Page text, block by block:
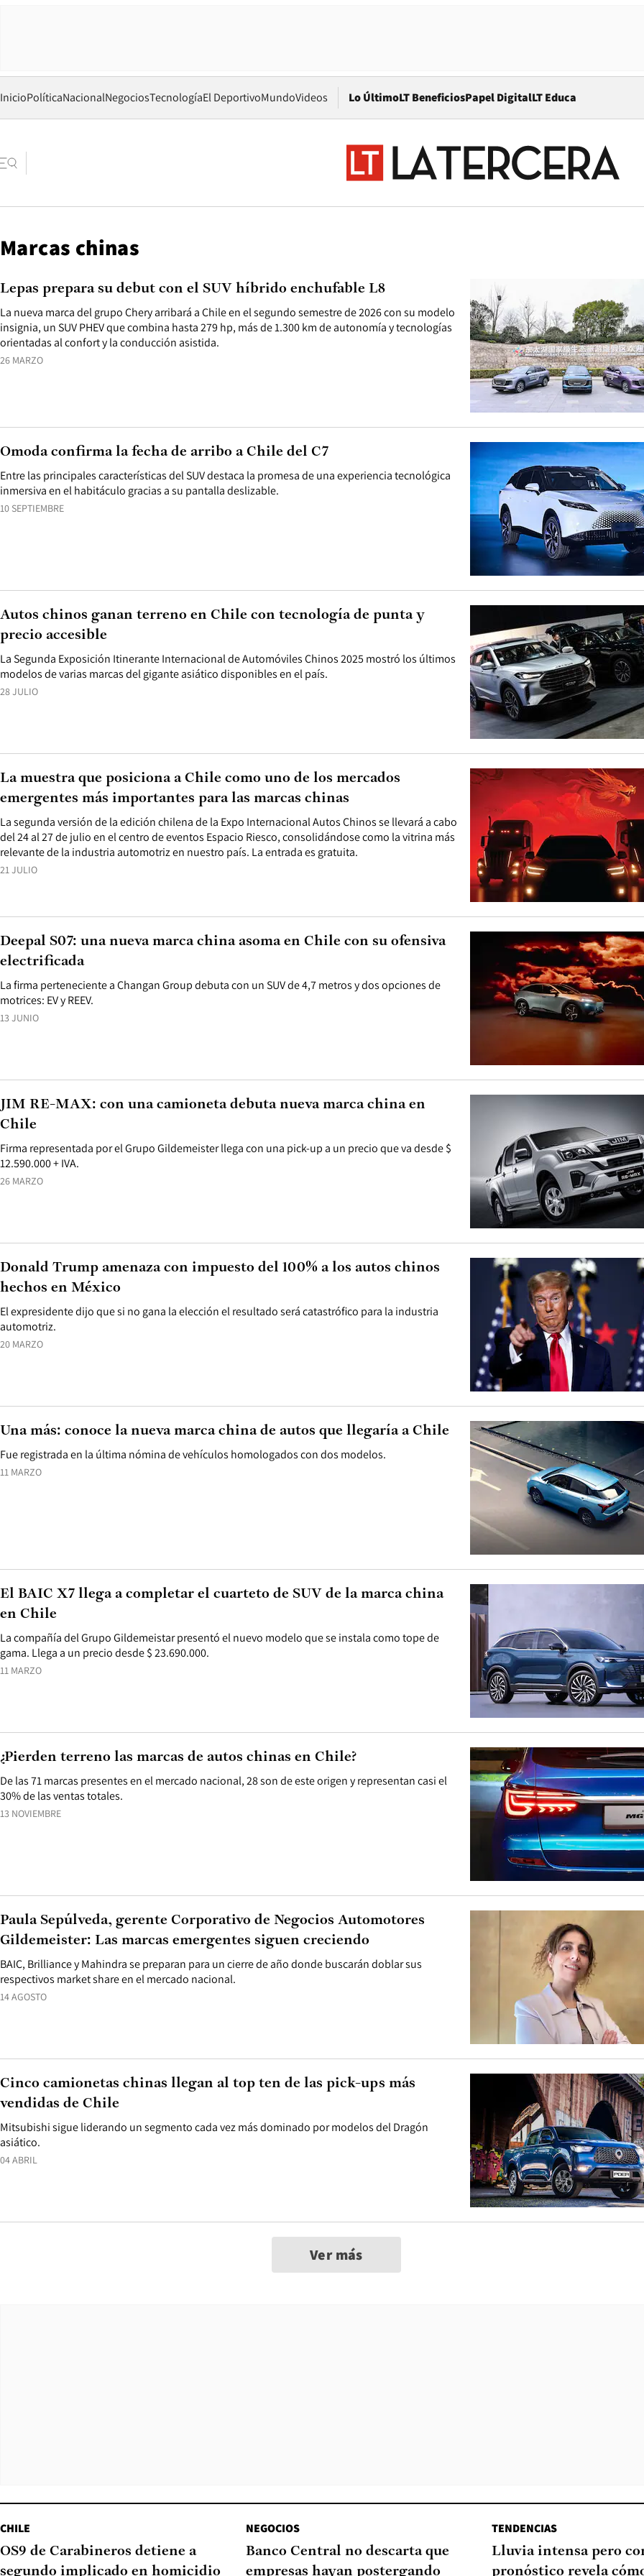
InicioPolíticaNacionalNegociosTecnologíaEl DeportivoMundoVideos Lo ÚltimoLT BeneficiosPapel DigitalOpens in new window
LT Educa
Marcas chinas
26 MARZO
La nueva marca del grupo Chery arribará a Chile en el segundo semestre de 2026 con su modelo
insignia, un SUV PHEV que combina hasta 279 hp, más de 1.300 km de autonomía y tecnologías
orientadas al confort y la conducción asistida.
Lepas prepara su debut con el SUV híbrido enchufable L8
10 SEPTIEMBRE
Entre las principales características del SUV destaca la promesa de una experiencia tecnológica
inmersiva en el habitáculo gracias a su pantalla deslizable.
Omoda confirma la fecha de arribo a Chile del C7
28 JULIO
La Segunda Exposición Itinerante Internacional de Automóviles Chinos 2025 mostró los últimos
modelos de varias marcas del gigante asiático disponibles en el país.
Autos chinos ganan terreno en Chile con tecnología de punta y
precio accesible
21 JULIO
La segunda versión de la edición chilena de la Expo Internacional Autos Chinos se llevará a cabo
del 24 al 27 de julio en el centro de eventos Espacio Riesco, consolidándose como la vitrina más
relevante de la industria automotriz en nuestro país. La entrada es gratuita.
La muestra que posiciona a Chile como uno de los mercados
emergentes más importantes para las marcas chinas
13 JUNIO
La firma perteneciente a Changan Group debuta con un SUV de 4,7 metros y dos opciones de
motrices: EV y REEV.
Deepal S07: una nueva marca china asoma en Chile con su ofensiva
electrificada
26 MARZO
Firma representada por el Grupo Gildemeister llega con una pick-up a un precio que va desde $
12.590.000 + IVA.
JIM RE-MAX: con una camioneta debuta nueva marca china en
Chile
20 MARZO
El expresidente dijo que si no gana la elección el resultado será catastrófico para la industria
automotriz.
Donald Trump amenaza con impuesto del 100% a los autos chinos
hechos en México
11 MARZO
Fue registrada en la última nómina de vehículos homologados con dos modelos.
Una más: conoce la nueva marca china de autos que llegaría a Chile
11 MARZO
La compañía del Grupo Gildemeistar presentó el nuevo modelo que se instala como tope de
gama. Llega a un precio desde $ 23.690.000.
El BAIC X7 llega a completar el cuarteto de SUV de la marca china
en Chile
13 NOVIEMBRE
De las 71 marcas presentes en el mercado nacional, 28 son de este origen y representan casi el
30% de las ventas totales.
¿Pierden terreno las marcas de autos chinas en Chile?
14 AGOSTO
BAIC, Brilliance y Mahindra se preparan para un cierre de año donde buscarán doblar sus
respectivos market share en el mercado nacional.
Paula Sepúlveda, gerente Corporativo de Negocios Automotores
Gildemeister: Las marcas emergentes siguen creciendo
04 ABRIL
Mitsubishi sigue liderando un segmento cada vez más dominado por modelos del Dragón
asiático.
Cinco camionetas chinas llegan al top ten de las pick-ups más
vendidas de Chile
Ver más
CHILE
OS9 de Carabineros detiene a
segundo implicado en homicidio
NEGOCIOS
Banco Central no descarta que
empresas hayan postergando
TENDENCIAS
Lluvia intensa pero
pronóstico revela